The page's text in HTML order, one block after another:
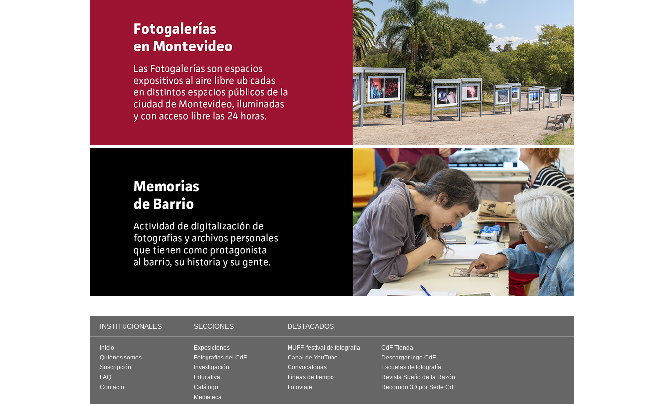
INSTITUCIONALES SECCIONES DESTACADOS
Inicio
Quiénes somos
Suscripción
FAQ
Contacto
Exposiciones
Fotografías del CdF
Investigación
Educativa
Catálogo
Mediateca
MUFF, festival de fotografía
Canal de YouTube
Convocatorias
Líneas de tiempo
Fotoviaje
CdF Tienda
Descargar logo CdF
Escuelas de fotografía
Revista Sueño de la Razón
Recorrido 3D por Sede CdF